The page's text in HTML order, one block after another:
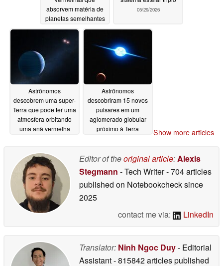
absorvem matéria de
planetas semelhantes
à Terra05/30/2026
05/29/2026
Astrônomos
descobrem uma super-
Terra que pode ter uma
atmosfera orbitando
uma anã vermelha
Astrônomos
descobriram 15 novos
pulsares em um
aglomerado globular
próximo à Terra
Show more articles
Editor of theoriginal article:Alexis
Stegmann - Tech Writer- 704 articles
published on Notebookchecksince
2025
contact me via:
LinkedIn
Translator: Ninh Ngoc Duy- Editorial
Assistant- 815842 articles published